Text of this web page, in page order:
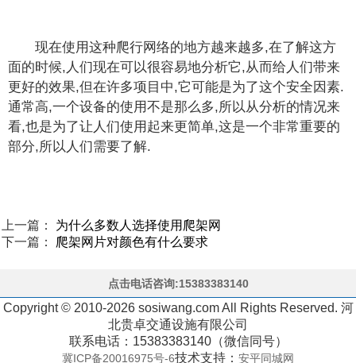
现在使用这种爬行网络的地方越来越多,在了解这方
面的时候,人们现在可以很容易地分析它,从而给人们带来
更好的效果,但在许多项目中,它可能是为了这个安全因素.
通常高,一个设备的使用不是那么多,所以从分析的情况来
看,也是为了让人们使用起来更简单,这是一个非常重要的
部分,所以人们需要了解.
上一篇： 为什么多数人选择使用爬架网
下一篇： 爬架网片对颜色有什么要求
点击电话咨询:15383383140
Copyright © 2010-2026 sosiwang.com All Rights Reserved. 河
北贵卓交通设施有限公司
联系电话：15383383140（微信同号）
冀ICP备20016975号-6技术支持： 安平同城网